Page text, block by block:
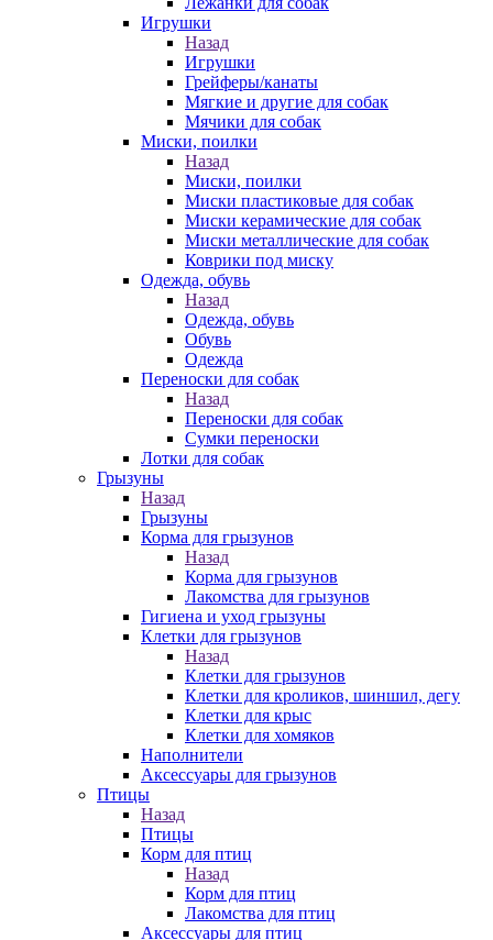
Игрушки
Назад
Игрушки
Грейферы/канаты
Мягкие и другие для собак
Мячики для собак
Миски, поилки
Назад
Миски, поилки
Миски пластиковые для собак
Миски керамические для собак
Миски металлические для собак
Коврики под миску
Одежда, обувь
Назад
Одежда, обувь
Обувь
Одежда
Переноски для собак
Назад
Переноски для собак
Сумки переноски
Лотки для собак
Грызуны
Назад
Грызуны
Корма для грызунов
Назад
Корма для грызунов
Лакомства для грызунов
Гигиена и уход грызуны
Клетки для грызунов
Назад
Клетки для грызунов
Клетки для кроликов, шиншил, дегу
Клетки для крыс
Клетки для хомяков
Наполнители
Аксессуары для грызунов
Птицы
Назад
Птицы
Корм для птиц
Назад
Корм для птиц
Лакомства для птиц
Аксессуары для птиц